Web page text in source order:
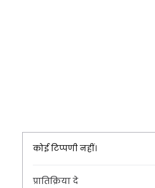
कोई टिप्पणी नहीं।
प्रातिक्रिया दे